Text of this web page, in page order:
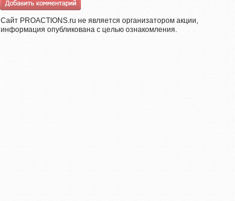
Сайт PROACTIONS.ru не является организатором акции,
информация опубликована с целью ознакомления.